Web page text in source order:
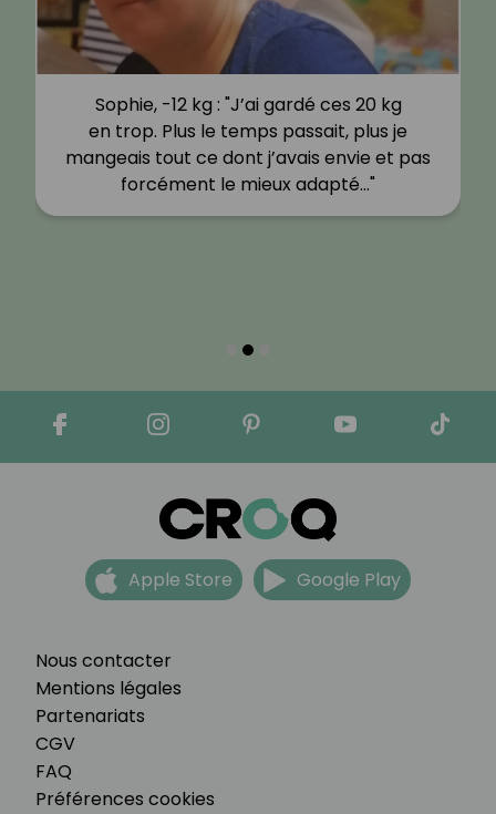
Sophie, -12 kg : "J’ai gardé ces 20 kg
en trop. Plus le temps passait, plus je
mangeais tout ce dont j’avais envie et pas
forcément le mieux adapté…"
Nous contacter
Mentions légales
Partenariats
CGV
FAQ
Préférences cookies
Apple Store Google Play